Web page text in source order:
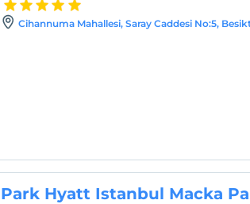
Cihannuma Mahallesi, Saray Caddesi No:5,
Park Hyatt Istanbul Macka